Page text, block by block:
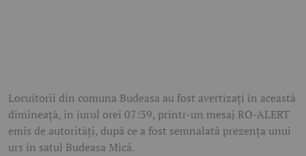
Locuitorii din comuna Budeasa au fost avertizați în această
dimineață, în jurul orei 07:39, printr-un mesaj RO-ALERT
emis de autorități, după ce a fost semnalată prezența unui
urs în satul Budeasa Mică.